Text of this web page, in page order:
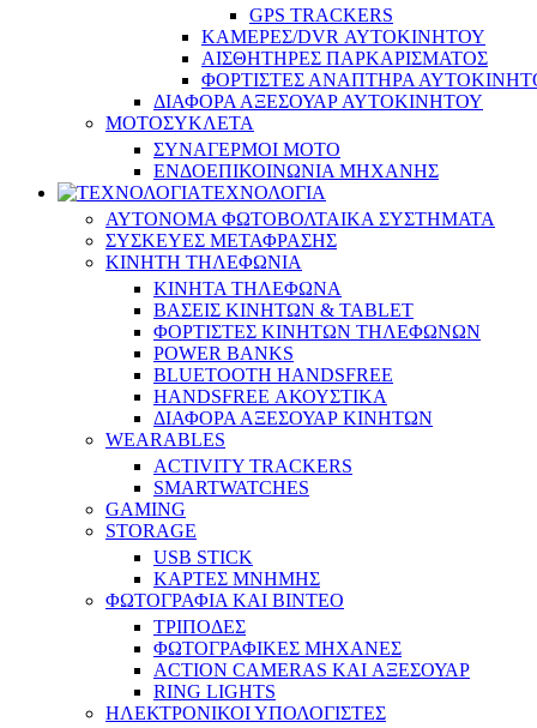
GPS TRACKERS
ΚΑΜΕΡΕΣ/DVR ΑΥΤΟΚΙΝΗΤΟΥ
ΑΙΣΘΗΤΗΡΕΣ ΠΑΡΚΑΡΙΣΜΑΤΟΣ
ΦΟΡΤΙΣΤΕΣ ΑΝΑΠΤΗΡΑ
ΔΙΑΦΟΡΑ ΑΞΕΣΟΥΑΡ ΑΥΤΟΚΙΝΗΤΟΥ
ΜΟΤΟΣΥΚΛΕΤΑ
ΣΥΝΑΓΕΡΜΟΙ ΜΟΤΟ
ΕΝΔΟΕΠΙΚΟΙΝΩΝΙΑ ΜΗΧΑΝΗΣ
ΤΕΧΝΟΛΟΓΙΑ
ΑΥΤΟΝΟΜΑ ΦΩΤΟΒΟΛΤΑΙΚΑ ΣΥΣΤΗΜΑΤΑ
ΣΥΣΚΕΥΕΣ ΜΕΤΑΦΡΑΣΗΣ
ΚΙΝΗΤΗ ΤΗΛΕΦΩΝΙΑ
ΚΙΝΗΤΑ ΤΗΛΕΦΩΝΑ
ΒΑΣΕΙΣ ΚΙΝΗΤΩΝ & TABLET
ΦΟΡΤΙΣΤΕΣ ΚΙΝΗΤΩΝ ΤΗΛΕΦΩΝΩΝ
POWER BANKS
BLUETOOTH HANDSFREE
HANDSFREE ΑΚΟΥΣΤΙΚΑ
ΔΙΑΦΟΡΑ ΑΞΕΣΟΥΑΡ ΚΙΝΗΤΩΝ
WEARABLES
ACTIVITY TRACKERS
SMARTWATCHES
GAMING
STORAGE
USB STICK
ΚΑΡΤΕΣ ΜΝΗΜΗΣ
ΦΩΤΟΓΡΑΦΙΑ ΚΑΙ ΒΙΝΤΕΟ
ΤΡΙΠΟΔΕΣ
ΦΩΤΟΓΡΑΦΙΚΕΣ ΜΗΧΑΝΕΣ
ACTION CAMERAS KAI ΑΞΕΣΟΥΑΡ
RING LIGHTS
ΗΛΕΚΤΡΟΝΙΚΟΙ ΥΠΟΛΟΓΙΣΤΕΣ